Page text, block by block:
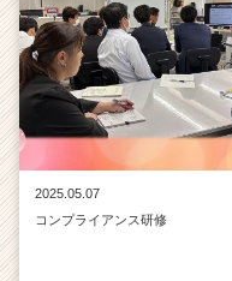
2025.05.07
コンプライアンス研修